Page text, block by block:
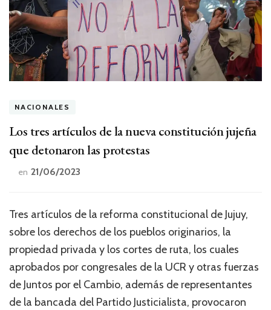
NACIONALES
Los tres artículos de la nueva constitución jujeña
que detonaron las protestas
en 21/06/2023
Tres artículos de la reforma constitucional de Jujuy,
sobre los derechos de los pueblos originarios, la
propiedad privada y los cortes de ruta, los cuales
aprobados por congresales de la UCR y otras fuerzas
de Juntos por el Cambio, además de representantes
de la bancada del Partido Justicialista, provocaron